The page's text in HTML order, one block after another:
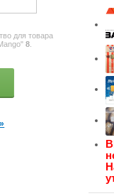
для товара
8